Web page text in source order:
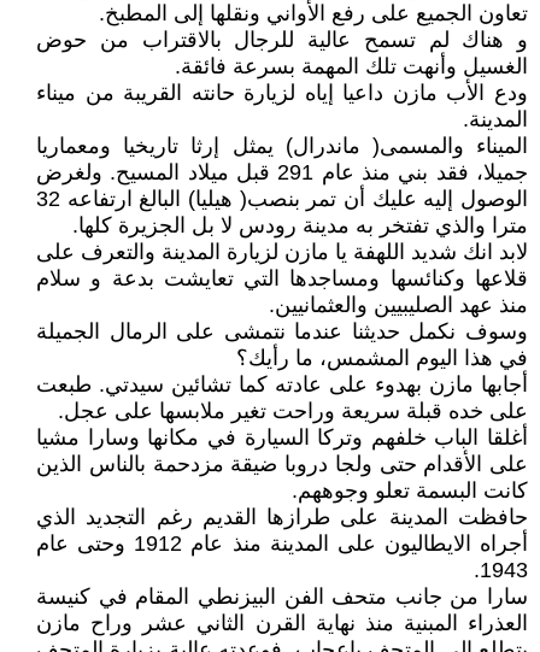
تعاون الجميع على رفع الأواني ونقلها إلى المطبخ.
و هناك لم تسمح عالية للرجال بالاقتراب من حوض
الغسيل وأنهت تلك المهمة بسرعة فائقة.
ودع الأب مازن داعيا إياه لزيارة حانته القريبة من ميناء
المدينة.
الميناء والمسمى( ماندرال) يمثل إرثا تاريخيا ومعماريا
جميلا، فقد بني منذ عام 291 قبل ميلاد المسيح. ولغرض
الوصول إليه عليك أن تمر بنصب( هيليا) البالغ ارتفاعه 32
مترا والذي تفتخر به مدينة رودس لا بل الجزيرة كلها.
لابد انك شديد اللهفة يا مازن لزيارة المدينة والتعرف على
قلاعها وكنائسها ومساجدها التي تعايشت بدعة و سلام
منذ عهد الصليبيين والعثمانيين.
وسوف نكمل حديثنا عندما نتمشى على الرمال الجميلة
في هذا اليوم المشمس، ما رأيك؟
أجابها مازن بهدوء على عادته كما تشائين سيدتي. طبعت
على خده قبلة سريعة وراحت تغير ملابسها على عجل.
أغلقا الباب خلفهم وتركا السيارة في مكانها وسارا مشيا
على الأقدام حتى ولجا دروبا ضيقة مزدحمة بالناس الذين
كانت البسمة تعلو وجوههم.
حافظت المدينة على طرازها القديم رغم التجديد الذي
أجراه الايطاليون على المدينة منذ عام 1912 وحتى عام
1943.
سارا من جانب متحف الفن البيزنطي المقام في كنيسة
العذراء المبنية منذ نهاية القرن الثاني عشر وراح مازن